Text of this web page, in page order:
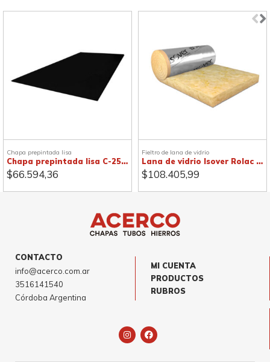
Chapa prepintada lisa
Chapa prepintada lisa C-25, negra
$66.594,36
Fieltro de lana de vidrio
Lana de vidrio Isover Rolac Plata
$108.405,99
CONTACTO
info@acerco.com.ar
3516141540
Córdoba Argentina
MI CUENTA
PRODUCTOS
RUBROS
I
n
s
F
a
c